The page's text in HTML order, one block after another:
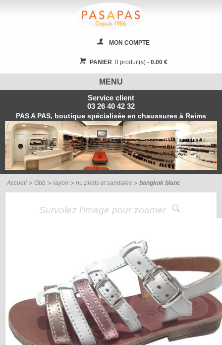
MON COMPTE
PANIER0 produit(s) - 0.00 €
MENU
Service client
03 26 40 42 32
PAS A PAS, boutique spécialisée en chaussures à Reims
Accueil Gbb rayon nu pieds et sandales bangkok blanc
Survolez l’image pour zoomer